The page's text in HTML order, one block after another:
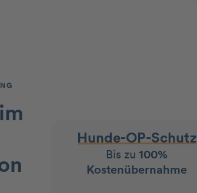
Hunde-OP-Schutz
Bis zu 100%
Kostenübernahme